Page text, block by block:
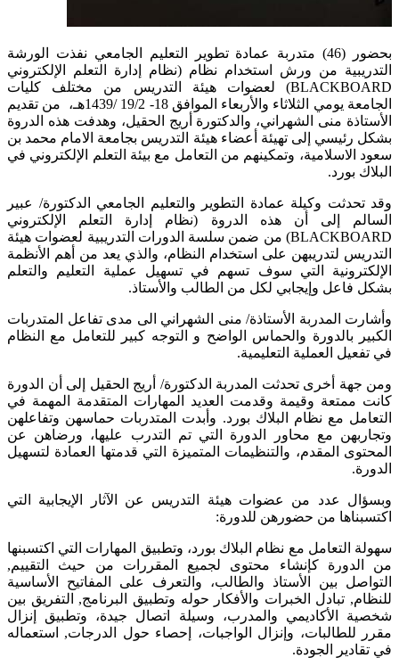
بحضور (46) متدربة عمادة تطوير التعليم الجامعي نفذت الورشة
التدريبية من ورش استخدام نظام (نظام إدارة التعلم الإلكتروني
BLACKBOARD) لعضوات هيئة التدريس من مختلف كليات
الجامعة يومي الثلاثاء والأربعاء الموافق 18- 19/2 /1439هـ، من تقديم
الأستاذة منى الشهراني، والدكتورة أريج الحقيل، وهدفت هذه الدروة
بشكل رئيسي إلى تهيئة أعضاء هيئة التدريس بجامعة الامام محمد بن
سعود الاسلامية، وتمكينهم من التعامل مع بيئة التعلم الإلكتروني في
البلاك بورد.
وقد تحدثت وكيلة عمادة التطوير والتعليم الجامعي الدكتورة/ عبير
السالم إلى أن هذه الدروة (نظام إدارة التعلم الإلكتروني
BLACKBOARD) من ضمن سلسة الدورات التدريبية لعضوات هيئة
التدريس لتدريبهن على استخدام النظام، والذي يعد من أهم الأنظمة
الإلكترونية التي سوف تسهم في تسهيل عملية التعليم والتعلم
بشكل فاعل وإيجابي لكل من الطالب والأستاذ.
وأشارت المدربة الأستاذة/ منى الشهراني الى مدى تفاعل المتدربات
الكبير بالدورة والحماس الواضح و التوجه كبير للتعامل مع النظام
في تفعيل العملية التعليمية.
ومن جهة أخرى تحدثت المدربة الدكتورة/ أريج الحقيل إلى أن الدورة
كانت ممتعة وقيمة وقدمت العديد المهارات المتقدمة المهمة في
التعامل مع نظام البلاك بورد. وأبدت المتدربات حماسهن وتفاعلهن
وتجاربهن مع محاور الدورة التي تم التدرب عليها، ورضاهن عن
المحتوى المقدم، والتنظيمات المتميزة التي قدمتها العمادة لتسهيل
الدورة.
وبسؤال عدد من عضوات هيئة التدريس عن الآثار الإيجابية التي
اكتسبناها من حضورهن للدورة:
سهولة التعامل مع نظام البلاك بورد، وتطبيق المهارات التي اكتسبنها
من الدورة كإنشاء محتوى لجميع المقررات من حيث التقييم,
التواصل بين الأستاذ والطالب، والتعرف على المفاتيح الأساسية
للنظام, تبادل الخبرات والأفكار حوله وتطبيق البرنامج, التفريق بين
شخصية الأكاديمي والمدرب، وسيلة اتصال جيدة، وتطبيق إنزال
مقرر للطالبات، وإنزال الواجبات، إحصاء حول الدرجات, استعماله
في تقادير الجودة.